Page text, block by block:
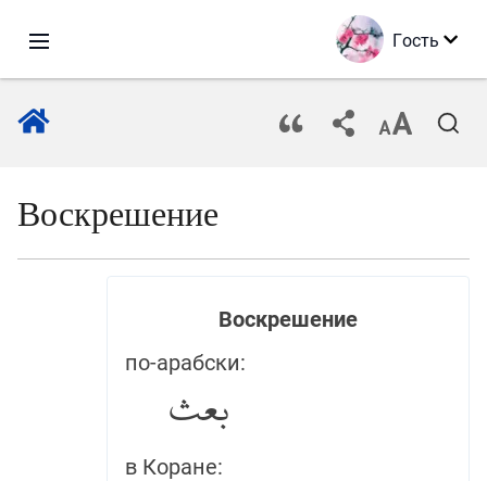
Гость
Воскрешение
Воскрешение
по-арабски:
بعث
в Коране: